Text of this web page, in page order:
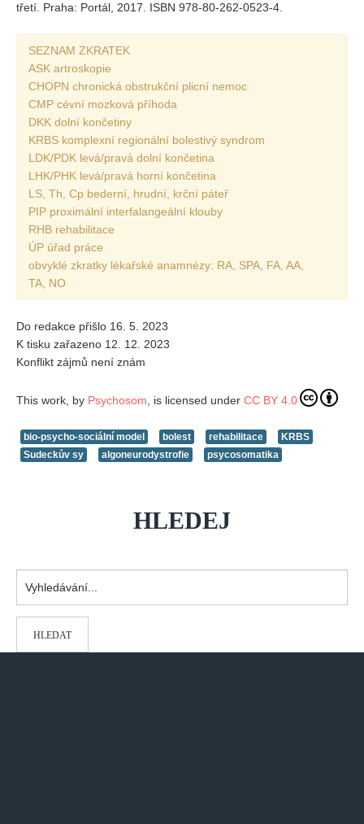
třetí. Praha: Portál, 2017. ISBN 978-80-262-0523-4.
SEZNAM ZKRATEK
ASK artroskopie
CHOPN chronická obstrukční plicní nemoc
CMP cévní mozková příhoda
DKK dolní končetiny
KRBS komplexní regionální bolestivý syndrom
LDK/PDK levá/pravá dolní končetina
LHK/PHK levá/pravá horní končetina
LS, Th, Cp bederní, hrudní, krční páteř
PIP proximální interfalangeální klouby
RHB rehabilitace
ÚP úřad práce
obvyklé zkratky lékařské anamnézy: RA, SPA, FA, AA,
TA, NO
Do redakce přišlo 16. 5. 2023
K tisku zařazeno 12. 12. 2023
Konflikt zájmů není znám
This work, by Psychosom, is licensed under CC BY 4.0
bio-psycho-sociální model bolest rehabilitace
KRBS
Sudeckův sy
algoneurodystrofie psycosomatika
HLEDEJ
HLEDAT